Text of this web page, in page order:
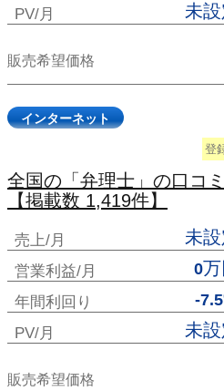
PV/月 未設
販売希望価格
インターネット
登
全国の「弁理士」の口コ
【掲載数 1,419件】
売上/月 未設
営業利益/月 0万
年間利回り -7.5
PV/月 未設
販売希望価格